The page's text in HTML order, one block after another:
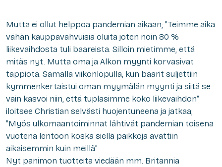
Mutta ei ollut helppoa pandemian aikaan; ”Teimme aika
vähän kauppavahvuisia oluita joten noin 80 %
liikevaihdosta tuli baareista. Silloin mietimme, että
mitäs nyt. Mutta oma ja Alkon myynti korvasivat
tappiota. Samalla viikonlopulla, kun baarit suljettiin
kymmenkertaistui oman myymälän myynti ja siitä se
vain kasvoi niin, että tuplasimme koko liikevaihdon”
iloitsee Christian selvästi huojentuneena ja jatkaa;
”Myös ulkomaantoiminnat lähtivät pandemian toisena
vuotena lentoon koska siellä paikkoja avattiin
aikaisemmin kuin meillä”
Nyt panimon tuotteita viedään mm. Britannia